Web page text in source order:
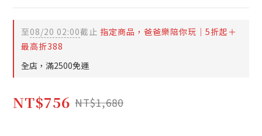
至08/20 02:00截止 指定商品，爸爸樂陪你玩｜5折起＋
最高折388
全店，滿2500免運
NT$756 NT$1,680